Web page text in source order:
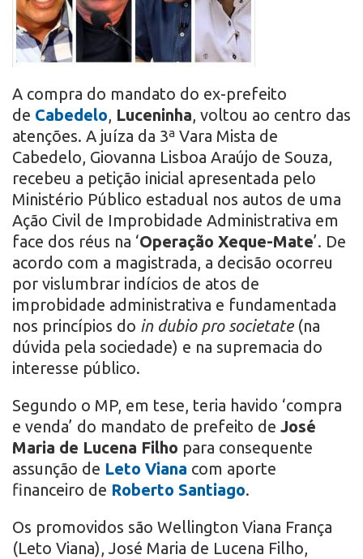
A compra do mandato do ex-prefeito
de Cabedelo, Luceninha, voltou ao centro das
atenções. A juíza da 3ª Vara Mista de
Cabedelo, Giovanna Lisboa Araújo de Souza,
recebeu a petição inicial apresentada pelo
Ministério Público estadual nos autos de uma
Ação Civil de Improbidade Administrativa em
face dos réus na ‘Operação Xeque-Mate’. De
acordo com a magistrada, a decisão ocorreu
por vislumbrar indícios de atos de
improbidade administrativa e fundamentada
nos princípios do in dubio pro societate(na
dúvida pela sociedade) e na supremacia do
interesse público.
Segundo o MP, em tese, teria havido ‘compra
e venda’ do mandato de prefeito de José
Maria de Lucena Filho para consequente
assunção de Leto Viana com aporte
financeiro de Roberto Santiago.
Os promovidos são Wellington Viana França
(Leto Viana), José Maria de Lucena Filho,